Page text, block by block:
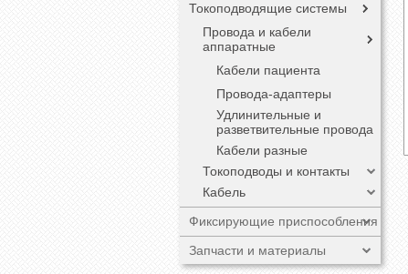
Токоподводящие системы
Провода и кабели
аппаратные
Кабели пациента
Провода-адаптеры
Удлинительные и
разветвительные провода
Кабели разные
Токоподводы и контакты
Кабель
Фиксирующие приспособления
Запчасти и материалы